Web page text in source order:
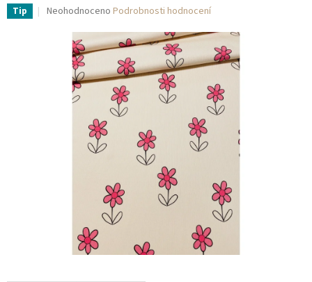
Tip
Průměrné
produktu
hvězdiček.
Neohodnoceno Podrobnosti hodnocení